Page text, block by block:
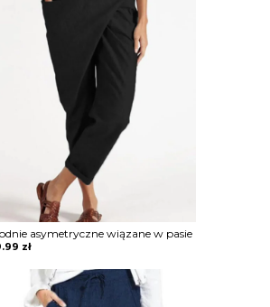
asymetryczne wiązane w pasie
zł